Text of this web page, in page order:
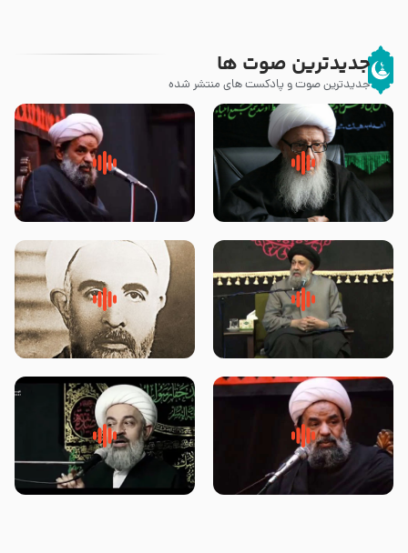
جدیدترین صوت ها
جدیدترین صوت و پادکست های منتشر شده
زوّار اربعین امام حسین (علیه
السلام) با این اشتیاق به زیارت
روضه جانسوز پاره های جگر امام
حسن مجتبی علیه السلام-حجت
لقب حضرت رقیه سلام الله علیها به
چه معناست – حجت الاسلام علوی
روضه‌ی مجلس یزید ملعون و
اسارت اهل‌بیت علیهم‌السلام –
محدث زاده
سلام جوانی که امام حسین علیه
السلام خودش جوابش را دادند
زیارتی که اسباب رزق زیاد و عمر
طولانی است حجت السلام حسین